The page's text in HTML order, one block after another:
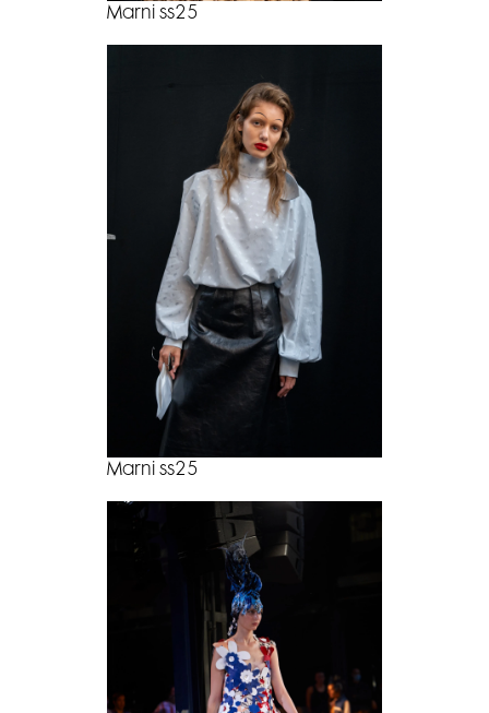
Marni ss25
Marni ss25